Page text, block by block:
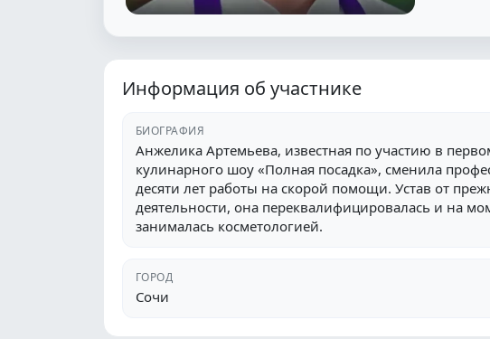
Информация об участнике
БИОГРАФИЯ
Анжелика Артемьева, известная по участию в
кулинарного шоу «Полная посадка», сменила
десяти лет работы на скорой помощи. Устав от
деятельности, она переквалифицировалась и на
занималась косметологией.
ГОРОД
Сочи